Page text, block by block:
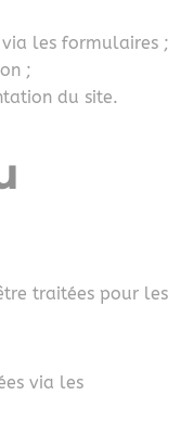
via les formulaires ;
;
du site.
traitées pour les
via les